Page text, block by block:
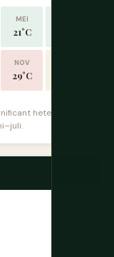
MEI
21°C
NOV
29°C
heter in